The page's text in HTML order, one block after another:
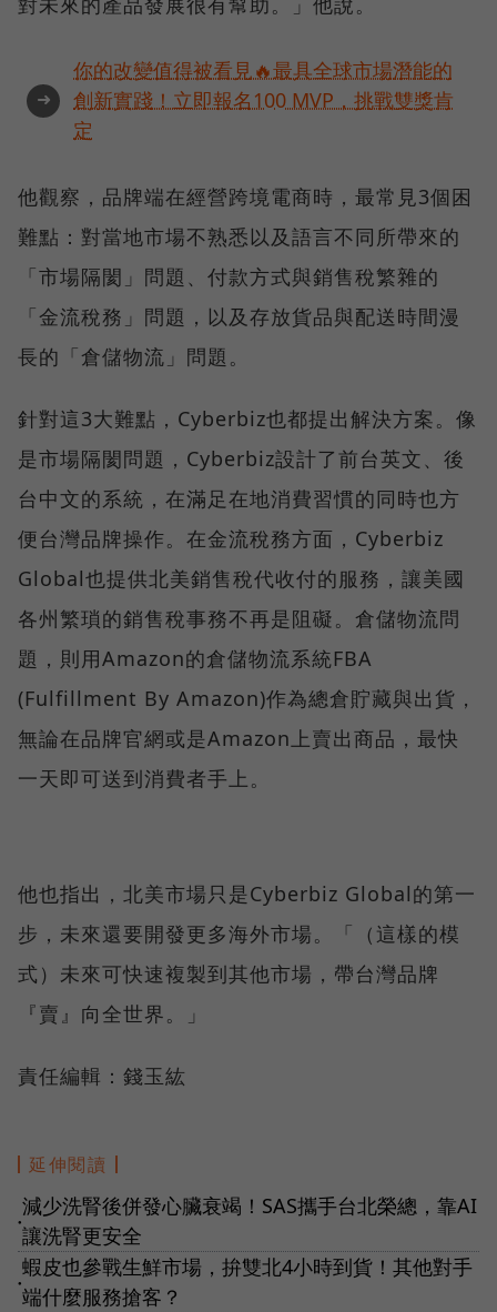
➜
你的改變值得被看見🔥最具全球市場潛能的
創新實踐！立即報名100 MVP，挑戰雙獎肯
定
他觀察，品牌端在經營跨境電商時，最常見3個困
難點：對當地市場不熟悉以及語言不同所帶來的
「市場隔閡」問題、付款方式與銷售稅繁雜的
「金流稅務」問題，以及存放貨品與配送時間漫
長的「倉儲物流」問題。
針對這3大難點，Cyberbiz也都提出解決方案。像
是市場隔閡問題，Cyberbiz設計了前台英文、後
台中文的系統，在滿足在地消費習慣的同時也方
便台灣品牌操作。在金流稅務方面，Cyberbiz
Global也提供北美銷售稅代收付的服務，讓美國
各州繁瑣的銷售稅事務不再是阻礙。倉儲物流問
題，則用Amazon的倉儲物流系統FBA
(Fulfillment By Amazon)作為總倉貯藏與出貨，
無論在品牌官網或是Amazon上賣出商品，最快
一天即可送到消費者手上。
他也指出，北美市場只是Cyberbiz Global的第一
步，未來還要開發更多海外市場。「（這樣的模
式）未來可快速複製到其他市場，帶台灣品牌
『賣』向全世界。」
責任編輯：錢玉紘
延伸閱讀
●
減少洗腎後併發心臟衰竭！SAS攜手台北榮總，靠AI
讓洗腎更安全
●
蝦皮也參戰生鮮市場，拚雙北4小時到貨！其他對手
端什麼服務搶客？